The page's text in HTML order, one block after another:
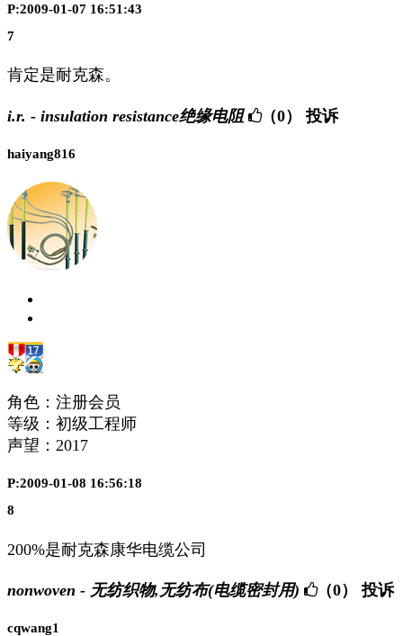
P:2009-01-07 16:51:43
7
肯定是耐克森。
i.r. - insulation resistance绝缘电阻 （0） 投诉
haiyang816
角色：注册会员
等级：初级工程师
声望： 2017
P:2009-01-08 16:56:18
8
200%是耐克森康华电缆公司
nonwoven - 无纺织物,无纺布(电缆密封用) （0） 投诉
cqwang1